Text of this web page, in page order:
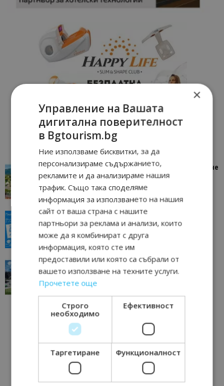
“Пощенска картичка от…”: Петрич – Изживяване
отвъд очакваното
Петрич 11/07/2026 11:22
“Пощенска картичка от…”: Пловдив, градът на
всички времена
Пловдив 23/06/2026 10:00
“Пощенска картичка от…”: Перник – град на
традициите, културата и вдъхновяващите...
Перник 17/06/2026 09:01
×
Управление на Вашата
дигитална поверителност
в Bgtourism.bg
Ние използваме бисквитки, за да
персонализираме съдържанието,
рекламите и да анализираме нашия
трафик. Също така споделяме
информация за използването на нашия
сайт от ваша страна с нашите
партньори за реклама и анализи, които
може да я комбинират с друга
информация, която сте им
предоставили или която са събрали от
вашето използване на техните услуги.
Прочетете още
Строго
необходимо
Ефективност
Таргетиране Функционалност